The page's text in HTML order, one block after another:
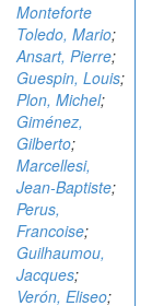
Monteforte
Toledo, Mario;
Ansart, Pierre;
Guespin, Louis;
Plon, Michel;
Giménez,
Gilberto;
Marcellesi,
Jean-Baptiste;
Perus,
Francoise;
Guilhaumou,
Jacques;
Verón, Eliseo;